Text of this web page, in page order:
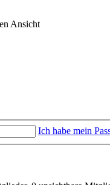
Ansicht
Ich habe mein